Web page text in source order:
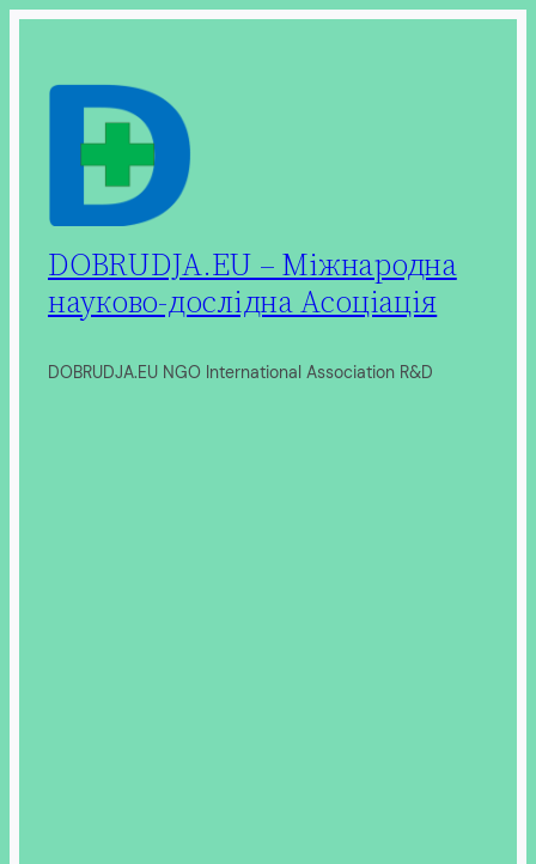
вмісту
DOBRUDJA.EU – Міжнародна
науково-дослідна Асоціація
DOBRUDJA.EU NGO International Association R&D